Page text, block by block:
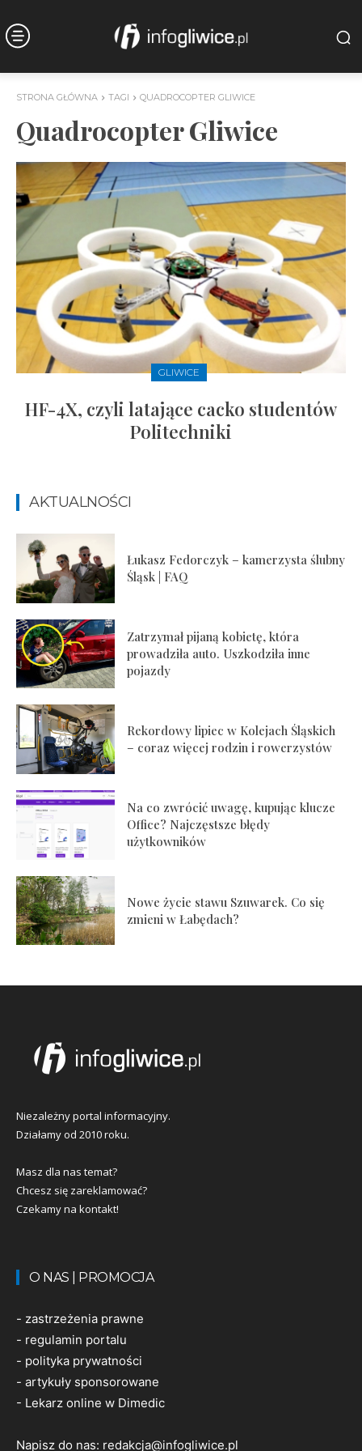
STRONA GŁÓWNA TAGI QUADROCOPTER GLIWICE
Quadrocopter Gliwice
GLIWICE
HF-4X, czyli latające cacko studentów
Politechniki
AKTUALNOŚCI
Łukasz Fedorczyk – kamerzysta ślubny
Śląsk | FAQ
Zatrzymał pijaną kobietę, która
prowadziła auto. Uszkodziła inne
pojazdy
Rekordowy lipiec w Kolejach Śląskich
– coraz więcej rodzin i rowerzystów
Na co zwrócić uwagę, kupując klucze
Office? Najczęstsze błędy
użytkowników
Nowe życie stawu Szuwarek. Co się
zmieni w Łabędach?
Niezależny portal informacyjny.
Działamy od 2010 roku.
Masz dla nas temat?
Chcesz się zareklamować?
Czekamy na kontakt!
O NAS | PROMOCJA
- zastrzeżenia prawne
- regulamin portalu
- polityka prywatności
- artykuły sponsorowane
- Lekarz online w Dimedic
Napisz do nas: redakcja@infogliwice.pl